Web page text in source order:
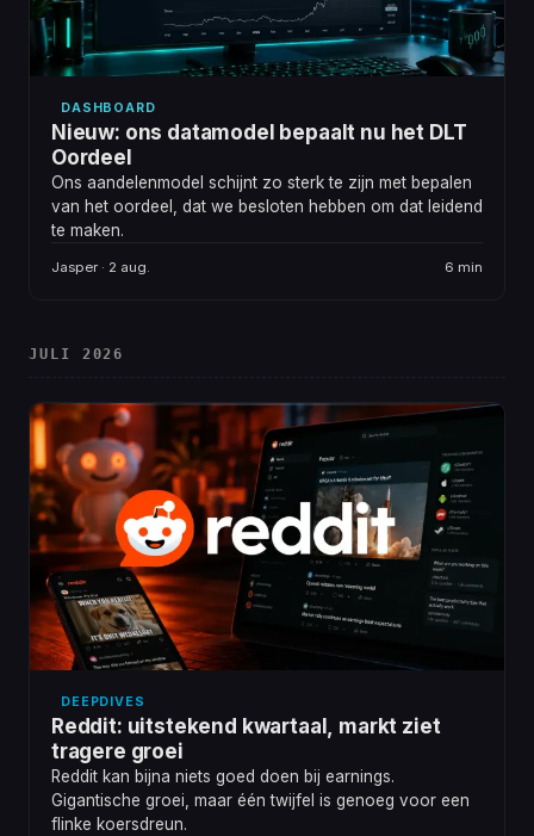
DASHBOARD
Nieuw: ons datamodel bepaalt nu het DLT
Oordeel
Ons aandelenmodel schijnt zo sterk te zijn met bepalen
van het oordeel, dat we besloten hebben om dat leidend
te maken.
Jasper · 2 aug. 6 min
JULI 2026
DEEPDIVES
Reddit: uitstekend kwartaal, markt ziet
tragere groei
Reddit kan bijna niets goed doen bij earnings.
Gigantische groei, maar één twijfel is genoeg voor een
flinke koersdreun.